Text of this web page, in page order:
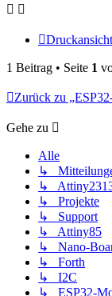
Druckansicht
1 Beitrag • Seite 1
Zurück zu
Gehe zu
Alle
↳
↳
↳ Projekte
↳ Support
↳ Attiny85
↳ Nano-
↳ Forth
↳ I2C
↳ ESP32-